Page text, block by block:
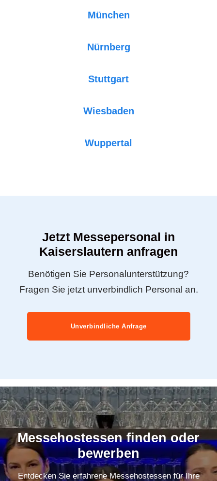
München
Nürnberg
Stuttgart
Wiesbaden
Wuppertal
Jetzt Messepersonal in
Kaiserslautern anfragen
Benötigen Sie Personalunterstützung?
Fragen Sie jetzt unverbindlich Personal an.
Unverbindliche Anfrage
Messehostessen finden oder
bewerben
Entdecken Sie erfahrene Messehostessen für Ihre